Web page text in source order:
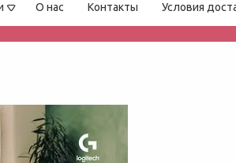
О нас Контакты Условия